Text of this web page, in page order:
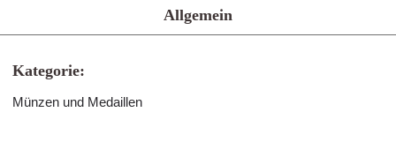
Allgemein
Kategorie:
Münzen und Medaillen